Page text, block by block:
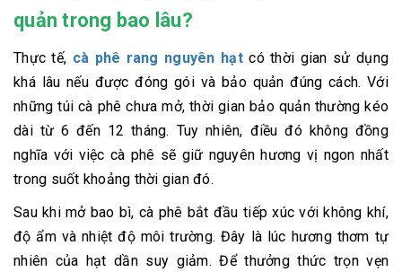
quản trong bao lâu?
Thực tế, cà phê rang nguyên hạtcó thời gian sử dụng
khá lâu nếu được đóng gói và bảo quản đúng cách. Với
những túi cà phê chưa mở, thời gian bảo quản thường kéo
dài từ 6 đến 12 tháng. Tuy nhiên, điều đó không đồng
nghĩa với việc cà phê sẽ giữ nguyên hương vị ngon nhất
trong suốt khoảng thời gian đó.
Sau khi mở bao bì, cà phê bắt đầu tiếp xúc với không khí,
độ ẩm và nhiệt độ môi trường. Đây là lúc hương thơm tự
nhiên của hạt dần suy giảm. Để thưởng thức trọn vẹn